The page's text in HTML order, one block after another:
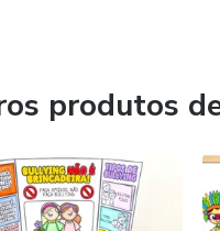
nosso trabalho!
produtos